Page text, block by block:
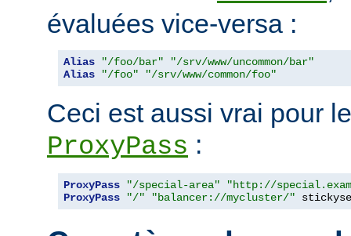
évaluées vice-versa :
Alias "/foo/bar"
"/srv/www/uncommon/bar"
Alias
"/foo" "/srv/www/common/foo"
Ceci est aussi vrai pour
ProxyPass :
ProxyPass "/special-area"
"http://
ProxyPass
"/" "balancer://mycluster/"